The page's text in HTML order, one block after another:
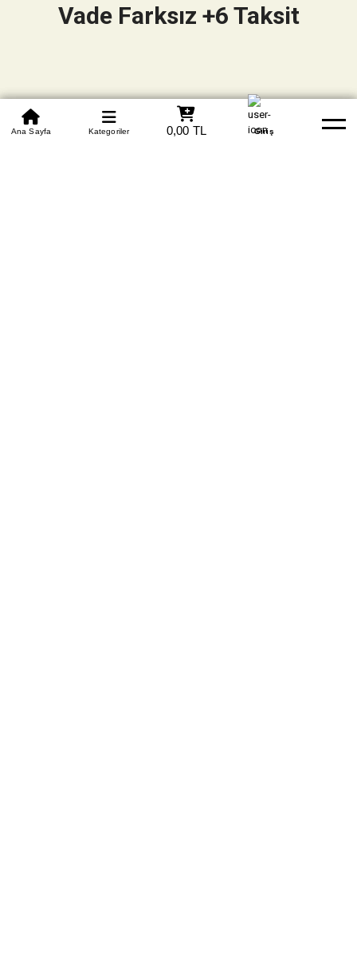
0850 305 09 70
Beden Tablosu Banka Hesapları Whatsapp Yardım
Ana Sayfa Kategoriler 0,00 TL Giriş
Vade Farksız +6 Taksit